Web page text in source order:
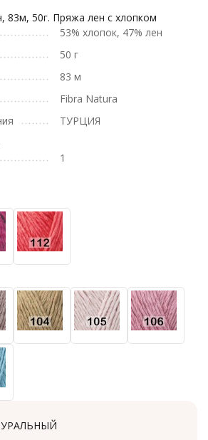
83м, 50г. Пряжа лен с хлопком
53% хлопок, 47% лен
50 г
83 м
Fibra Natura
ТУРЦИЯ
1